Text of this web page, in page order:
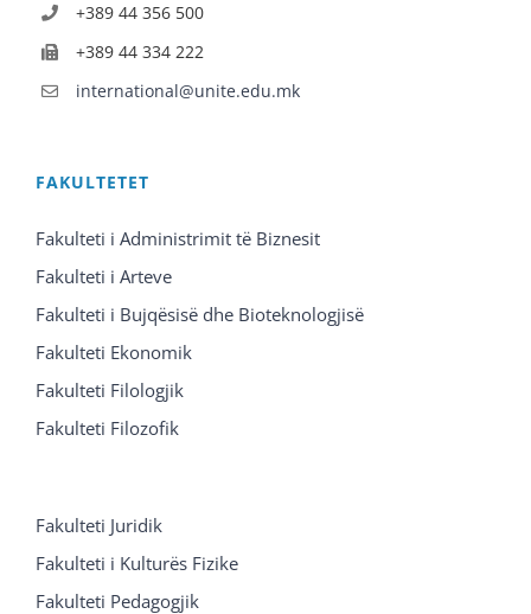
+389 44 356 500
+389 44 334 222
international@unite.edu.mk
FAKULTETET
Fakulteti i Administrimit të Biznesit
Fakulteti i Arteve
Fakulteti i Bujqësisë dhe Bioteknologjisë
Fakulteti Ekonomik
Fakulteti Filologjik
Fakulteti Filozofik
Fakulteti Juridik
Fakulteti i Kulturës Fizike
Fakulteti Pedagogjik